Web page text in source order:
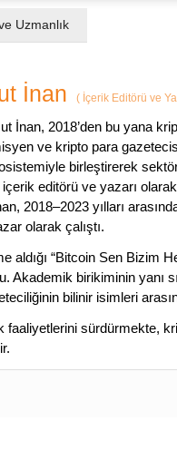
Uzmanlık
İnan ( İçerik Editörü ve
İnan, 2018’den bu yana
ve kripto para
birleştirerek
editörü ve yazarı
2018–2023 yılları
olarak çalıştı.
aldığı “Bitcoin Sen Bizim
Akademik birikiminin yanı
bilinir isimleri
faaliyetlerini sürdürmekte,